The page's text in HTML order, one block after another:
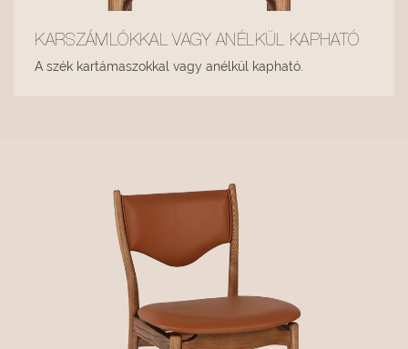
KARSZÁMLÓKKAL VAGY ANÉLKÜL KAPHATÓ
A szék kartámaszokkal vagy anélkül kapható.